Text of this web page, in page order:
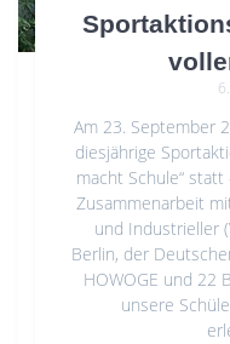
Am 23. September
diesjährige
macht Schule“
Zusammenarbeit
und Industrieller
Berlin, der
HOWOGE und 22
unsere